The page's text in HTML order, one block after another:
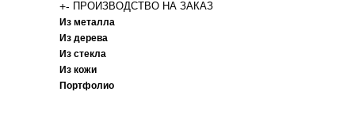
+- ПРОИЗВОДСТВО НА ЗАКАЗ
Из металла
Из дерева
Из стекла
Из кожи
Портфолио